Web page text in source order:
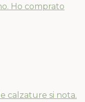
Ho comprato
calzature si nota.